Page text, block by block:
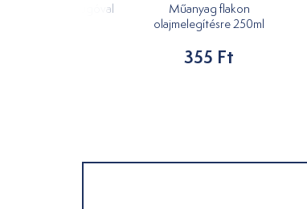
parafa dugóval
Műanyag flakon
olajmelegítésre 250ml
355 Ft